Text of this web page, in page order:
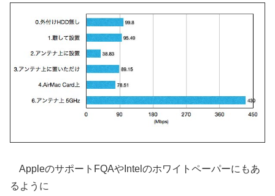
AppleのサポートFQAやIntelのホワイトペーパーにもあ
るように